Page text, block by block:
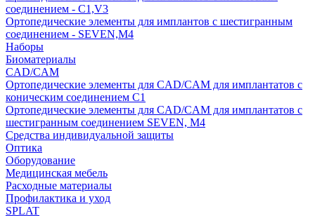
соединением - C1,V3
Ортопедические элементы для имплантов с шестигранным
соединением - SEVEN,M4
Наборы
Биоматериалы
CAD/CAM
Ортопедические элементы для CAD/CAM для имплантатов с
коническим соединением С1
Ортопедические элементы для CAD/CAM для имплантатов с
шестигранным соединением SEVEN, М4
Средства индивидуальной защиты
Оптика
Оборудование
Медицинская мебель
Расходные материалы
Профилактика и уход
SPLAT